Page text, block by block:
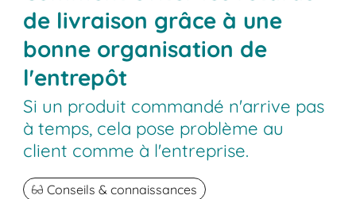
de livraison grâce à une
bonne organisation de
l'entrepôt
Si un produit commandé n'arrive pas
à temps, cela pose problème au
client comme à l'entreprise.
Conseils & connaissances